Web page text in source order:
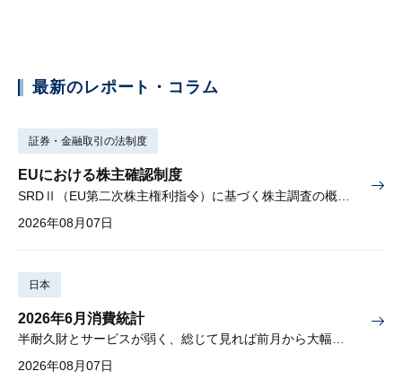
最新のレポート・コラム
証券・金融取引の法制度
EUにおける株主確認制度
2026年08月07日
日本
2026年6月消費統計
半耐久財とサービスが弱く、総じて見れば前月から大幅に減少
2026年08月07日